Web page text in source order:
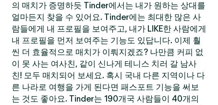
의 매치가 증명하듯 Tinder에서는 내가 원하는 상대를
얼마든지 찾을 수 있어요. Tinder에는 최대한 많은 사
람들에게 내 프로필을 보여주고, 내가 LIKE한 사람에게
내 프로필을 먼저 보여주는 기능도 있답니다. 이제 훨
씬 더 효율적으로 매치가 이뤄지겠죠? 나만큼 커피 없
이 못 사는 여사친, 같이 신나게 테니스 치러 갈 남사
친! 모두 매치되어 보세요. 혹시 국내 다른 지역이나 다
른 나라로 여행을 가게 된다면 패스포트 기능을 써보
는 것도 좋아요. Tinder는 190개국 사람들이 40개의